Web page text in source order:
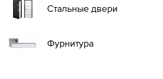
Стальные двери
Фурнитура